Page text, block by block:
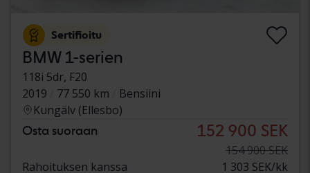
Sertifioitu
BMW 1-serien
118i 5dr, F20
2019
77 550 km
Bensiini
Kungälv (Ellesbo)
Osta suoraan 152 900 SEK
154 900 SEK
Rahoituksen kanssa
1 303 SEK/kk